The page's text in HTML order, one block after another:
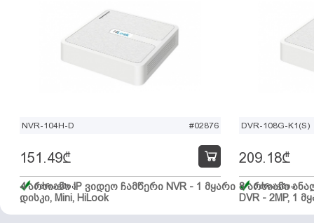
NVR-104H-D #02876
4 არხიანი IP ვიდეო ჩამწერი NVR - 1 მყარი
დისკი, Mini, HiLook
151.49₾
მარაგშია
DVR-108G-K1(S)
8 არხიანი
DVR - 2MP, 1
209.18₾
მარაგშია